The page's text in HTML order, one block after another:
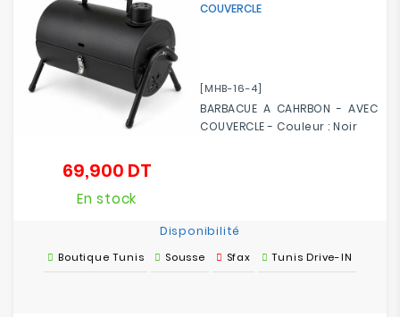
COUVERCLE
[MHB-16-4]
BARBACUE A CAHRBON - AVEC
COUVERCLE - Couleur : Noir
69,900 DTPrix
En stock
Disponibilité
Boutique Tunis Sousse Sfax Tunis Drive-IN